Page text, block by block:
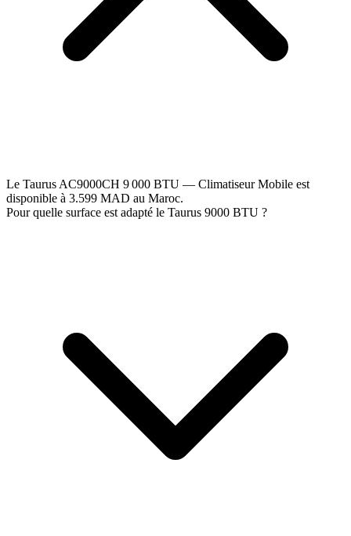
Le Taurus AC9000CH 9 000 BTU — Climatiseur Mobile est
disponible à 3.599 MAD au Maroc.
Pour quelle surface est adapté le Taurus 9000 BTU ?